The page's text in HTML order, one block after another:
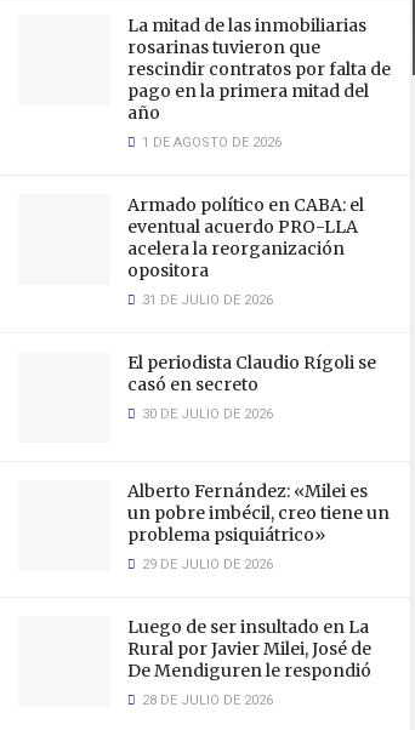
La mitad de las inmobiliarias
rosarinas tuvieron que
rescindir contratos por falta de
pago en la primera mitad del
año
1 DE AGOSTO DE 2026
Armado político en CABA: el
eventual acuerdo PRO-LLA
acelera la reorganización
opositora
31 DE JULIO DE 2026
El periodista Claudio Rígoli se
casó en secreto
30 DE JULIO DE 2026
Alberto Fernández: «Milei es
un pobre imbécil, creo tiene un
problema psiquiátrico»
29 DE JULIO DE 2026
Luego de ser insultado en La
Rural por Javier Milei, José de
De Mendiguren le respondió
28 DE JULIO DE 2026